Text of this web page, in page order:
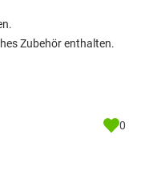
Zubehör enthalten.
0